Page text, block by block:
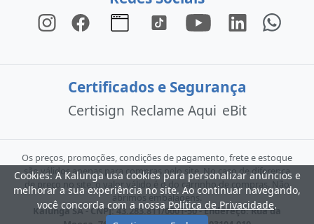
Certificados e Segurança
Certisign Reclame Aqui eBit
Os preços, promoções, condições de pagamento, frete e estoque
são válidos apenas para compras pelo site. No caso de diferença
de preço no site, o valor válido é o do carrinho de compras. Não
abrimos embalagens.
Kalunga SA - CNPJ: 43.283.811/0001-50 - Endereço: Rua da
Cookies: A Kalunga usa cookies para personalizar anúncios e
melhorar a sua experiência no site. Ao continuar navegando,
você concorda com a nossa Política de Privacidade.